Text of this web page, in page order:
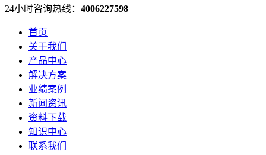
24小时咨询热线： 4006227598
首页
关于我们
产品中心
解决方案
业绩案例
新闻资讯
资料下载
知识中心
联系我们